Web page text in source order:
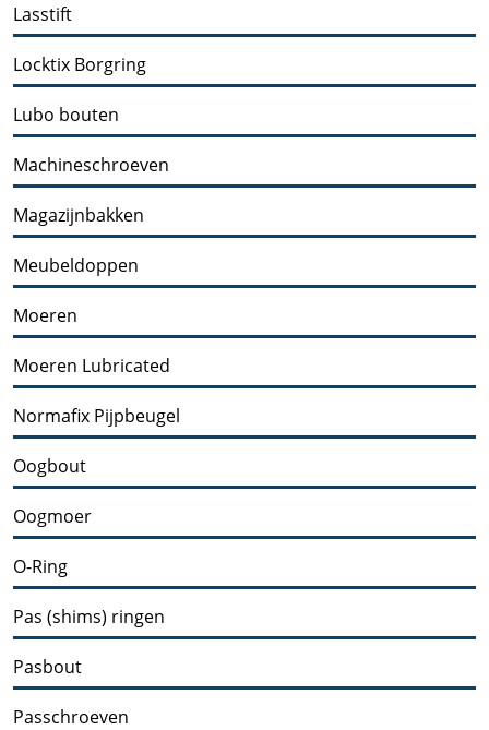
Lasstift
Locktix Borgring
Lubo bouten
Machineschroeven
Magazijnbakken
Meubeldoppen
Moeren
Moeren Lubricated
Normafix Pijpbeugel
Oogbout
Oogmoer
O-Ring
Pas (shims) ringen
Pasbout
Passchroeven